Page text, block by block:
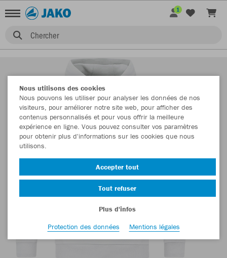
Chercher
1
Nous utilisons des cookies
Nous pouvons les utiliser pour analyser les données de nos
visiteurs, pour améliorer notre site web, pour afficher des
contenus personnalisés et pour vous offrir la meilleure
expérience en ligne. Vous pouvez consulter vos paramètres
pour obtenir plus d'informations sur les cookies que nous
utilisons.
Accepter tout
Tout refuser
Plus d'infos
Protection des données
Mentions légales